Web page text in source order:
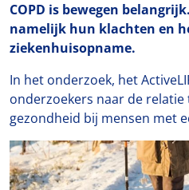
COPD is bewegen
namelijk hun klachten en
ziekenhuisopname.
In het onderzoek, het
onderzoekers naar de
gezondheid bij mensen met